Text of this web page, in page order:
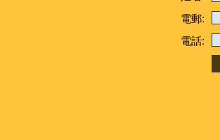
電郵:
電話: